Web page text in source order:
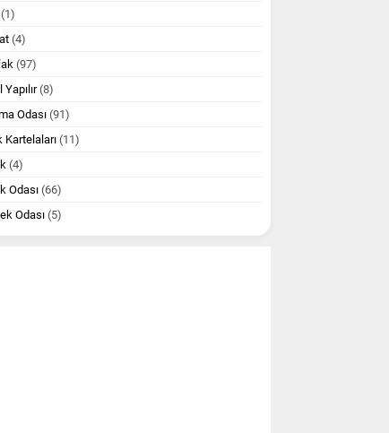
(1)
(4)
(97)
Yapılır(8)
Odası(91)
Kartelaları (11)
(4)
Odası (66)
Odası (5)